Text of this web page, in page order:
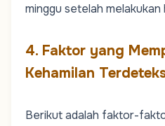
minggu setelah melakukan
4. Faktor yang
Kehamilan
Berikut adalah faktor-